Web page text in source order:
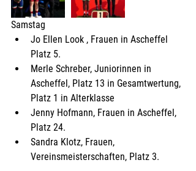
Samstag
Jo Ellen Look , Frauen in Ascheffel
Platz 5.
Merle Schreber, Juniorinnen in
Ascheffel, Platz 13 in Gesamtwertung,
Platz 1 in Alterklasse
Jenny Hofmann, Frauen in Ascheffel,
Platz 24.
Sandra Klotz, Frauen,
Vereinsmeisterschaften, Platz 3.